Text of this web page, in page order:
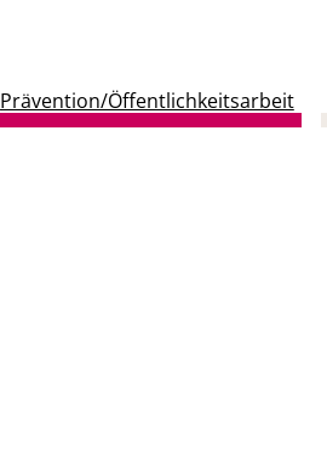
Prävention/Öffentlichkeitsarbeit